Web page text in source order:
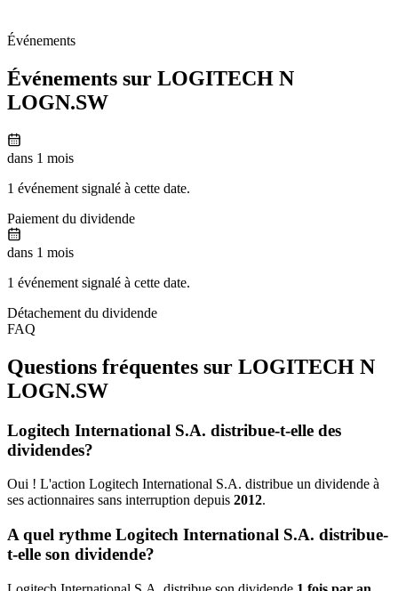
Événements
Événements sur LOGITECH N
LOGN.SW
dans 1 mois
1 événement signalé à cette date.
Paiement du dividende
dans 1 mois
1 événement signalé à cette date.
Détachement du dividende
FAQ
Questions fréquentes sur LOGITECH N
LOGN.SW
Logitech International S.A. distribue-t-elle des
dividendes?
Oui ! L'action Logitech International S.A. distribue un dividende à
ses actionnaires sans interruption depuis 2012.
A quel rythme Logitech International S.A. distribue-
t-elle son dividende?